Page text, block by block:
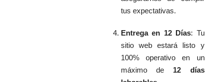
tus expectativas.
Entrega en 12 Días: Tu
sitio web estará listo y
100% operativo en un
máximo de 12 días